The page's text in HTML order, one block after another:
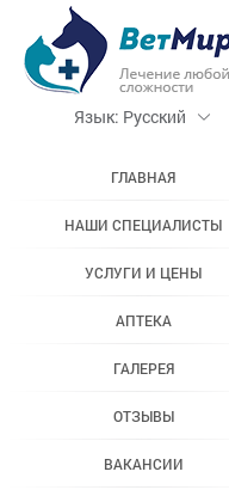
Язык: Русский
ГЛАВНАЯ
НАШИ СПЕЦИАЛИСТЫ
УСЛУГИ И ЦЕНЫ
АПТЕКА
ГАЛЕРЕЯ
ОТЗЫВЫ
ВАКАНСИИ